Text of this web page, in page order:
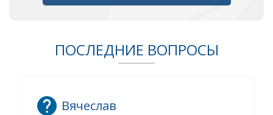
ПОСЛЕДНИЕ ВОПРОСЫ
Вячеслав